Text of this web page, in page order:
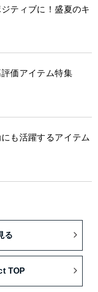
ティブに！盛夏のキ
価アイテム特集
も活躍するアイテム
る
TOP